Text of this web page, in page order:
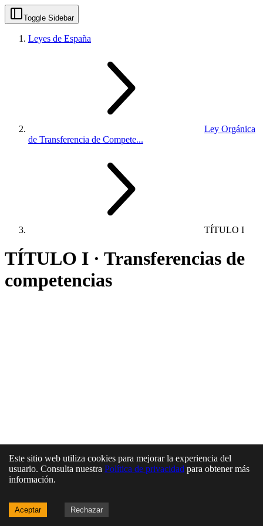
Toggle Sidebar
Leyes de España
Ley Orgánica
de Transferencia de Compete...
TÍTULO I
TÍTULO I · Transferencias de
competencias
Este sitio web utiliza cookies para mejorar la experiencia del
usuario. Consulta nuestra Política de privacidad para obtener más
información.
Aceptar Rechazar